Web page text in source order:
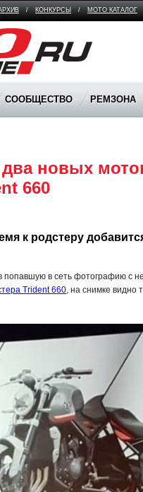
/ КОНКУРСЫ / МОТО КАТАЛОГ
СООБЩЕСТВО РЕМЗОНА
новых
660
к родстеру
попавшую в сеть фотографию с
Trident 660, на снимке видно